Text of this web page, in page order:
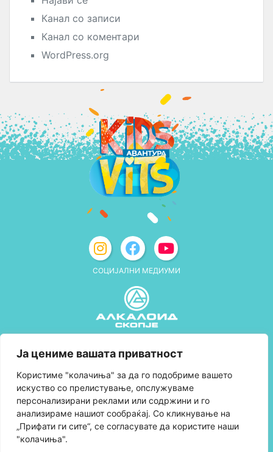
Ја цениме вашата приватност
Kористиме "колачиња" за да го подобриме вашето
искуство со прелистување, опслужуваме
персонализирани реклами или содржини и го
анализираме нашиот сообраќај. Со кликнување на
„Прифати ги сите“, се согласувате да користите наши
"колачиња".
Канал со записи
Канал со коментари
WordPress.org
СОЦИЈАЛНИ МЕДИУМИ
Правила и услови за користење
Политика за колачиња
Правила за учество во програмата за
лојалност и политика за собирање поени